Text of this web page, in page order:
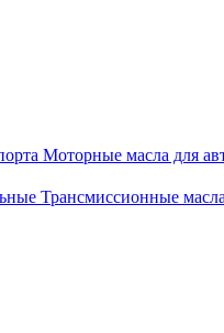
Моторные масла для
Трансмиссионные